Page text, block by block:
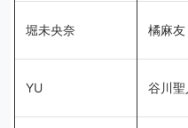
堀未央奈 橘麻友
YU 谷川聖